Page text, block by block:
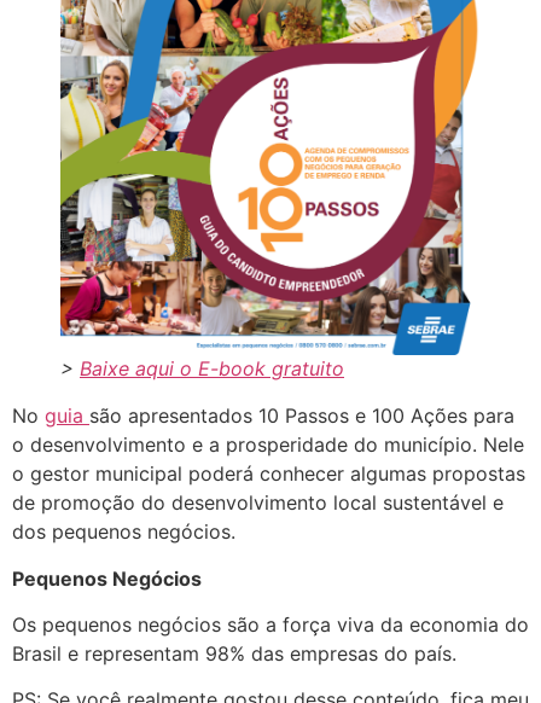
> Baixe aqui o E-book gratuito
No guia são apresentados 10 Passos e 100 Ações para
o desenvolvimento e a prosperidade do município. Nele
o gestor municipal poderá conhecer algumas propostas
de promoção do desenvolvimento local sustentável e
dos pequenos negócios.
Pequenos Negócios
Os pequenos negócios são a força viva da economia do
Brasil e representam 98% das empresas do país.